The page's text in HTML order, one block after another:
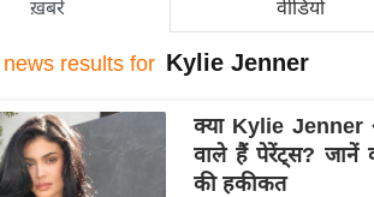
ख़बरें वीडियो
news results for Kylie Jenner
क्या Kylie
वाले हैं पेरेंट्स? जानें
की हकीकत